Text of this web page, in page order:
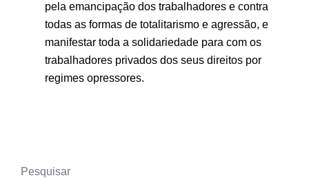
pela emancipação dos trabalhadores e contra
todas as formas de totalitarismo e agressão, e
manifestar toda a solidariedade para com os
trabalhadores privados dos seus direitos por
regimes opressores.
Pesquisar